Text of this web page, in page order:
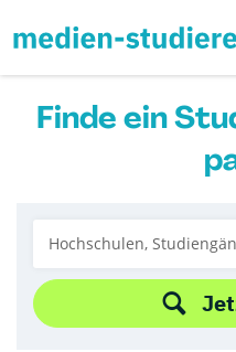
Finde ein